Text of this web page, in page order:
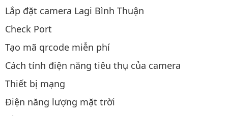
Lắp đặt camera Lagi Bình Thuận
Check Port
Tạo mã qrcode miễn phí
Cách tính điện năng tiêu thụ của camera
Thiết bị mạng
Điện năng lượng mặt trời